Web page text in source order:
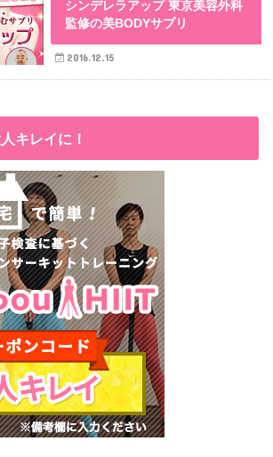
シンデレラアップ 東京美容外科
監修の美BODYサプリ
2016.12.15
キレイに！